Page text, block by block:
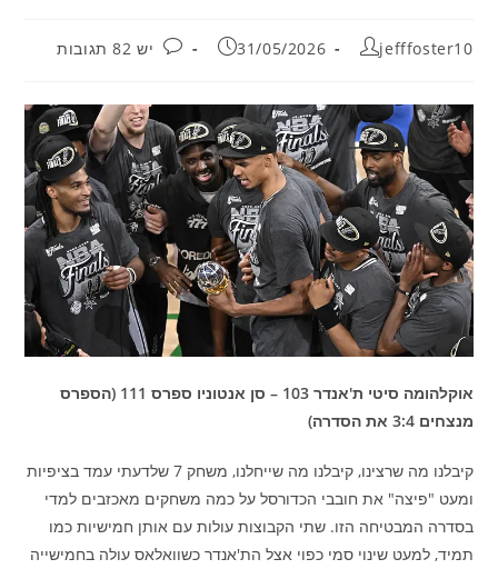
מחבר:
jefffoster10 פורסם:
31/05/2026 תגובות:
יש 82 תגובות
אוקלהומה סיטי ת'אנדר 103 – סן אנטוניו ספרס 111 (הספרס
מנצחים 3:4 את הסדרה)
קיבלנו מה שרצינו, קיבלנו מה שייחלנו, משחק 7 שלדעתי עמד בציפיות
ומעט "פיצה" את חובבי הכדורסל על כמה משחקים מאכזבים למדי
בסדרה המבטיחה הזו. שתי הקבוצות עולות עם אותן חמישיות כמו
תמיד, למעט שינוי סמי כפוי אצל הת'אנדר כשוואלאס עולה בחמישייה